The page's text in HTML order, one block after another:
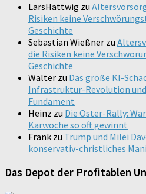
LarsHattwig zu
Risiken keine
Geschichte
Sebastian Wießner zu
die Risiken keine
Geschichte
Walter zu Das große KI-
Infrastruktur-Revolution
Fundament
Heinz zu Die Oster-Rally:
Karwoche so oft gewinnt
Frank zu Trump und Milei
konservativ-christliches
Das Depot der Profitablen